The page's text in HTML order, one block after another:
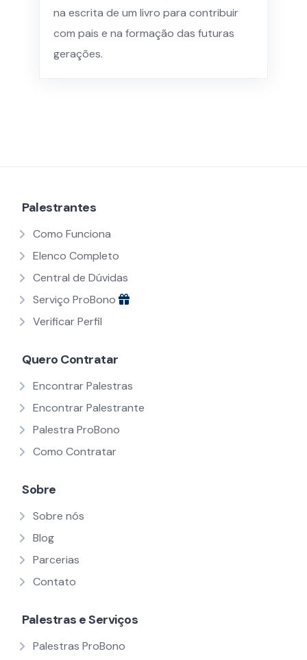
na escrita de um livro para contribuir
com pais e na formação das futuras
gerações.
Palestrantes
Como Funciona
Elenco Completo
Central de Dúvidas
Serviço ProBono
Verificar Perfil
Quero Contratar
Encontrar Palestras
Encontrar Palestrante
Palestra ProBono
Como Contratar
Sobre
Sobre nós
Blog
Parcerias
Contato
Palestras e Serviços
Palestras ProBono